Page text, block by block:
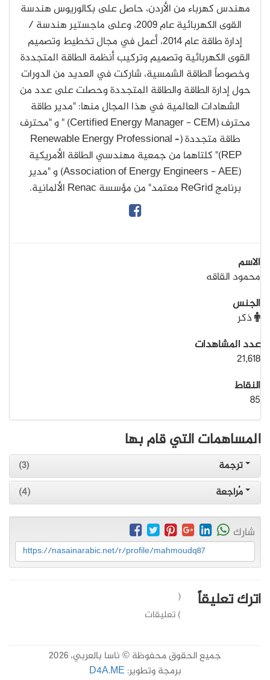
مهندس كهرباء من الأردن، حاصل على بكالوريوس هندسة
القوى الكهربائية عام 2009، وعلى ماجستير هندسة /
إدارة طاقة عام 2014، أعمل في مجال تخطيط وتصميم
القوى الكهربائية وتصميم وتركيب أنظمة الطاقة المتجددة
وخصوصاً الطاقة الشمسية، شاركت في العديد من الدورات
حول إدارة الطاقة والطاقة المتجددة وحصلت على عدد من
الشهادات العالمية في هذا المجال منها: "مدير طاقة
محترف (Certified Energy Manager - CEM) " و "محترف
طاقة متجددة (Renewable Energy Professional –
REP)" كلتاهما من جمعية مهندسي الطاقة الأمريكية
(Association of Energy Engineers - AEE) و "مدير
برنامج ReGrid معتمد" من مؤسسة Renac الألمانية.
الاسم
محمود القاقه
الجنس
ذكر
عدد المشاهدات
21,618
النقاط
85
المساهمات التي قام بها
ترجمة
(3)
مُراجعة
(4)
شارك
https://nasainarabic.net/r/profile/mahmoudq87
اترك تعليقاً
(
) تعليقات
جميع الحقوق محفوظة © ناسا بالعربي، 2026
برمجة وتطوير: D4A.ME